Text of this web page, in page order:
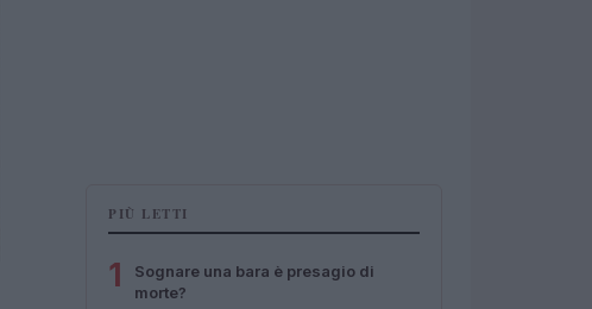
PIÙ LETTI
1
Sognare una bara è presagio di
morte?